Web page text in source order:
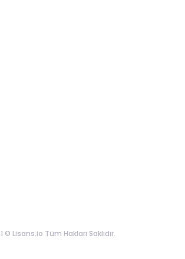
© Lisans.io Tüm Hakları Saklıdır.